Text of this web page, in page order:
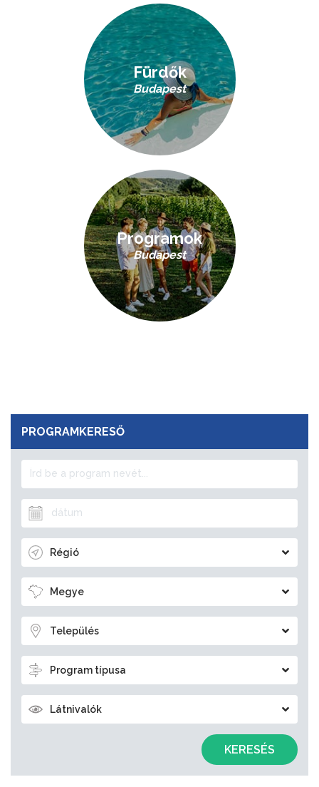
Fürdők
Budapest
Programok
Budapest
PROGRAMKERESŐ
Régió
Megye
Település
Program típusa
Látnivalók
KERESÉS